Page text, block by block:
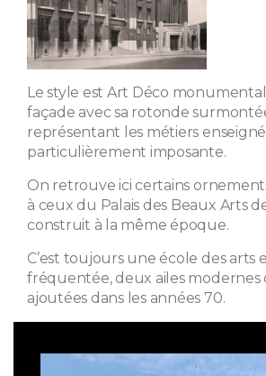
Le style est Art Déco
façade avec sa rotonde
représentant les métiers
particulièrement imposante.
On retrouve ici certains
à ceux du Palais des Beaux Arts
construit à la même époque.
C’est toujours une école des arts
fréquentée, deux ailes modernes
ajoutées dans les années 70.